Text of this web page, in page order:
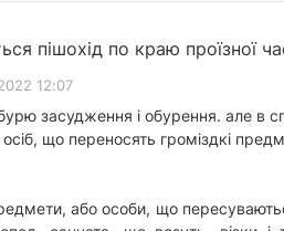
пішохід по краю проїзної
12:07
засудження і обурення. але в
що переносять громіздкі
або особи, що